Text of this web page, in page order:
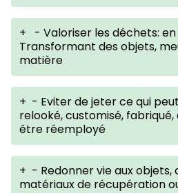
+
- Valoriser les déchets:
Transformant des objets,
matière
+ - Eviter de jeter ce qui
relooké, customisé,
être réemployé
+ - Redonner vie aux objets,
matériaux de récupération